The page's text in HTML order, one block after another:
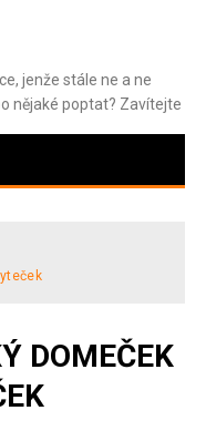
jenže stále ne a ne
nějaké poptat? Zavítejte